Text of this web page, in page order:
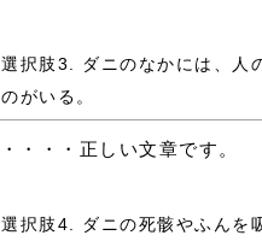
選択肢3. ダニのなかには、人
のがいる。
・・・・正しい文章です。
選択肢4. ダニの死骸やふんを